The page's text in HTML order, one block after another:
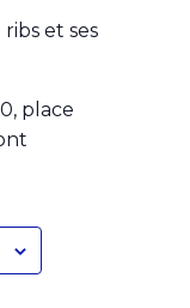
et ses
place